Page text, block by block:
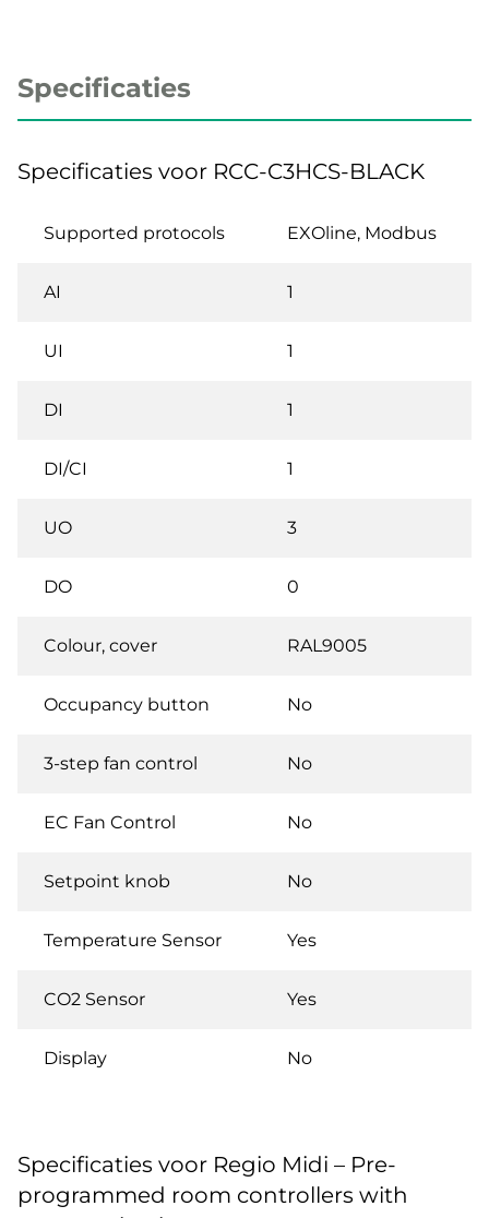
Specificaties
Specificaties voor RCC-C3HCS-BLACK
Supported protocols EXOline, Modbus
AI 1
UI 1
DI 1
DI/CI 1
UO 3
DO 0
Colour, cover RAL9005
Occupancy button No
3-step fan control No
EC Fan Control No
Setpoint knob No
Temperature Sensor Yes
CO2 Sensor Yes
Display No
Specificaties voor Regio Midi – Pre-
programmed room controllers with